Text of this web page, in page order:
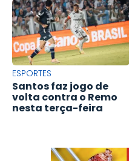
ESPORTES
Santos faz jogo de
volta contra o Remo
nesta terça-feira